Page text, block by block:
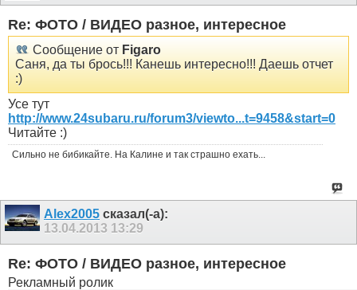
Re: ФОТО / ВИДЕО разное, интересное
Сообщение от Figaro
Саня, да ты брось!!! Канешь интересно!!! Даешь отчет
:)
Усе тут
http://www.24subaru.ru/forum3/viewto...t=9458&start=0
Читайте :)
Сильно не бибикайте. На Калине и так страшно ехать...
Alex2005 сказал(-а):
13.04.2013 13:29
Re: ФОТО / ВИДЕО разное, интересное
Рекламный ролик